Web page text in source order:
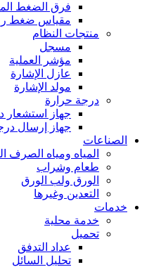
فرق الضغط
مقياس ضغط
منتجات النظام
مسجل
مؤشر العملية
عازل الإشارة
مولد الإشارة
درجة حرارة
جهاز استشعار
جهاز إرسال
الصناعات
المياه ومياه الصرف
طعام وشراب
الورق ولب الورق
التعدين وغيرها
خدمات
خدمة محلية
تحميل
عداد التدفق
تحليل السائل